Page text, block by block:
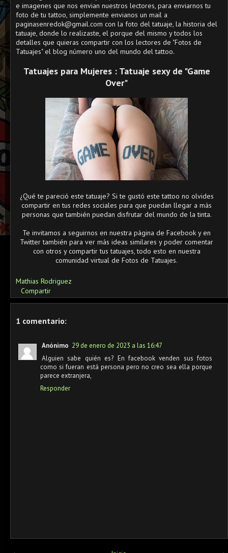
e imagenes que nos envian nuestros lectores, para enviarnos tu
foto de tu tattoo, simplemente envianos un mail a
paginasenredok@gmail.com con la foto del tatuaje, la historia del
tatuaje, donde lo realizaste, el porque del mismo y todos los
detalles que quieras compartir con los lectores de "Fotos de
Tatuajes" el blog número uno del mundo del tattoo.
Tatuajes para Mujeres : Tatuaje sexy de "Game
Over"
¿Qué te pareció este tatuaje? Si te gustó este tattoo no olvides
compartir en tus redes sociales para que puedan llegar a más
personas que también puedan disfrutar del mundo de la tinta.
Te invitamos a seguirnos en nuestra página de Facebook y en
Twitter también para ver más ideas similares y poder comentar
con otros y compartir tus tatuajes, todo esto en nuestra
comunidad virtual de Fotos de Tatuajes.
Mathias Rodriguez
Compartir
1 comentario:
Anónimo 29 de enero de 2023 a las 16:47
Alguien sabe quién es? En facebook venden sus fotos
como si fueran está persona pero no creo sea ella porque
parece extranjera,
Responder